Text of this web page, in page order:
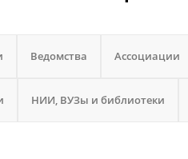
Ведомства Ассоциации
НИИ, ВУЗы и библиотеки